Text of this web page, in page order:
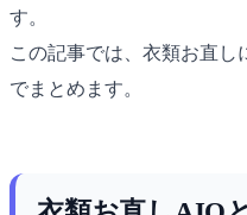
す。
この記事では、衣類お直
でまとめます。